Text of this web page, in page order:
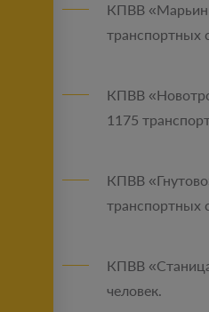
КПВВ
транспортных
КПВВ
1175
КПВВ
транспортных
КПВВ
человек.